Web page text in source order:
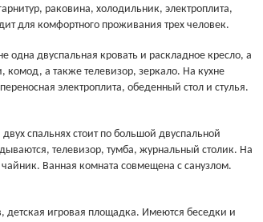
раковина, холодильник, электроплита,
для комфортного проживания трех человек.
одна двуспальная кровать и раскладное кресло, а
комод, а также телевизор, зеркало. На кухне
электроплита, обеденный стол и стулья.
спальнях стоит по большой двуспальной
телевизор, тумба, журнальный столик. На
Ванная комната совмещена с санузлом.
детская игровая площадка. Имеются беседки и